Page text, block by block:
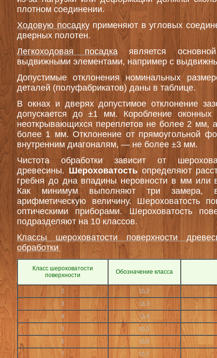
плотном соединении.
Ходовую посадку применяют в угловых
дверных полотен.
Легкоходовая посадка
является
выдвижными элементами, например с
Допустимые отклонения номинальных
деталей (полуфабрикатов) даны в таблице.
В окнах и дверях допустимое отклонение
допускается до ±1 мм. Коробление оконных
неоткрывающихся переплетов не более 2 мм,
более 1 мм. Отклонение от прямоугольной
внутренним диагоналям, — не более ±3 мм.
Чистота обработки зависит от
древесины. Шероховатость определяют
гребня до дна впадины неровности в мм или
Как минимум выполняют три замера,
арифметическую величину. Шероховатость
оптическими приборами. Шероховатость
подразделяют на 10 классов.
Классы шероховатости поверхности
обработки
Класс шероховатости
поверхности
Обозначение класса
2
τΔ 2
3
τΔ 3
4
τΔ 4
5
τΔ 5
6
τΔ 6
7
τΔ 7